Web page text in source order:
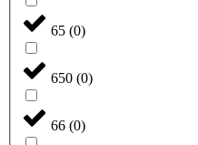
65 (0)
650 (0)
66 (0)